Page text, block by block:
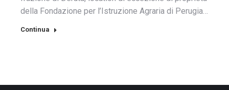
della Fondazione per l’Istruzione Agraria di Perugia…
Continua